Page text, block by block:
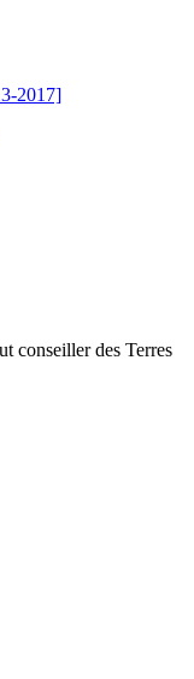
2017]
conseiller des Terres